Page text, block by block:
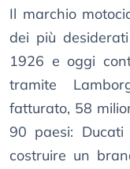
Il marchio
dei più
1926 e oggi
tramite
fatturato, 58
90 paesi:
costruire un